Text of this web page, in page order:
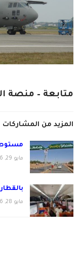
متابعة – منصة
المزيد من المشاركات
مستوطنون من 3 دول
مايو 29, 2026
مايو 28, 2026